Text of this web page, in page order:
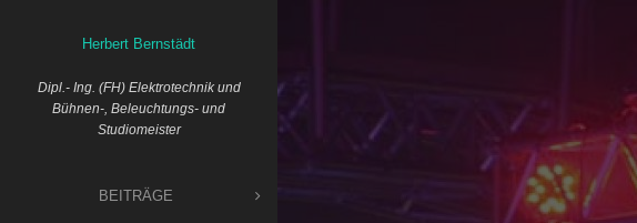
Herbert Bernstädt
Dipl.- Ing. (FH) Elektrotechnik und
Bühnen-, Beleuchtungs- und
Studiomeister
BEITRÄGE